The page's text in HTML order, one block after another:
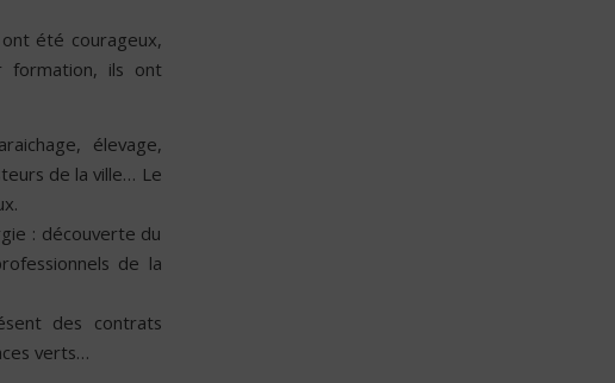
ont été courageux,
formation, ils ont
élevage,
de la ville… Le
: découverte du
de la
des contrats
verts…